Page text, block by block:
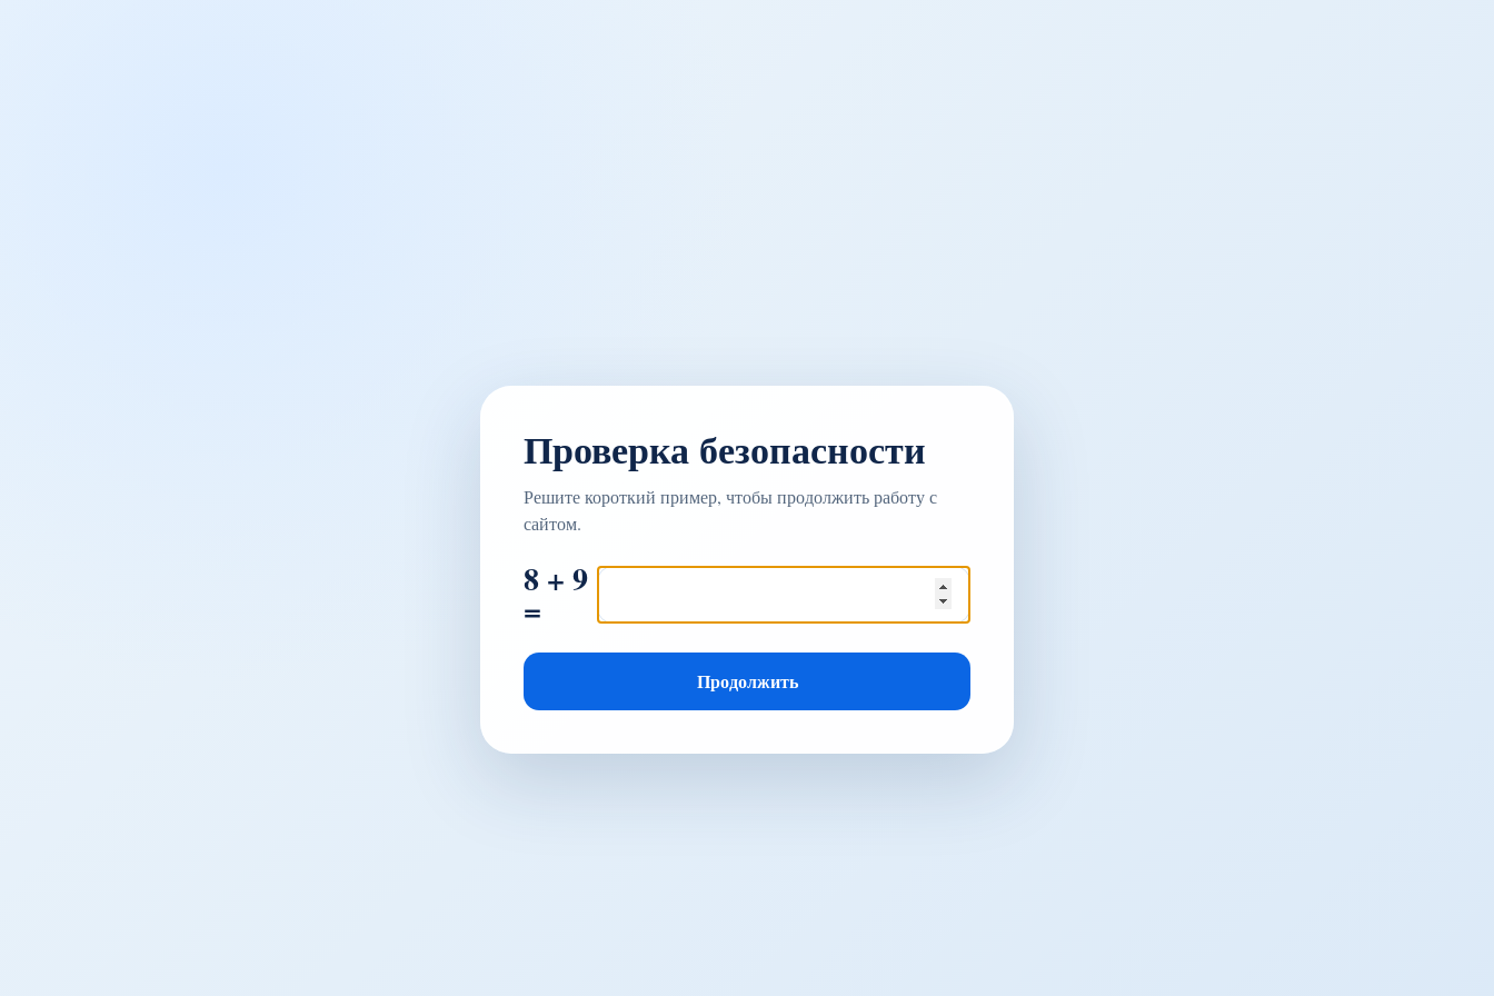
Проверка безопасности
Решите короткий пример, чтобы продолжить работу с
сайтом.
8 + 9
=
Продолжить